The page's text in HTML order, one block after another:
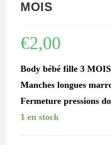
MOIS
€2,00
Body bébé fille 3 MOIS
Manches longues
Fermeture pressions
1 en stock